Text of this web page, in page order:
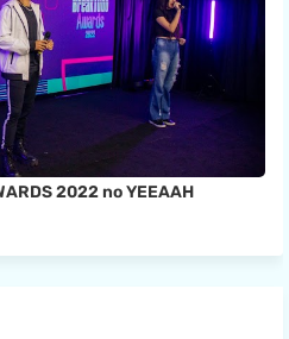
2022 no YEEAAH